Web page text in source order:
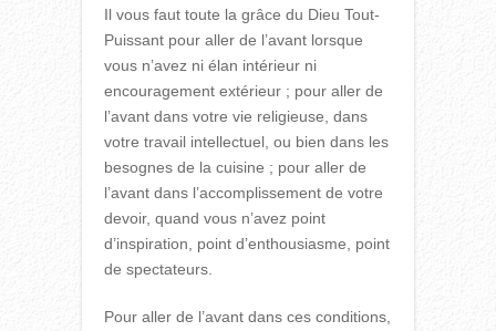
Il vous faut toute la grâce du Dieu Tout-
Puissant pour aller de l’avant lorsque
vous n’avez ni élan intérieur ni
encouragement extérieur ; pour aller de
l’avant dans votre vie religieuse, dans
votre travail intellectuel, ou bien dans les
besognes de la cuisine ; pour aller de
l’avant dans l’accomplissement de votre
devoir, quand vous n’avez point
d’inspiration, point d’enthousiasme, point
de spectateurs.
Pour aller de l’avant dans ces conditions,